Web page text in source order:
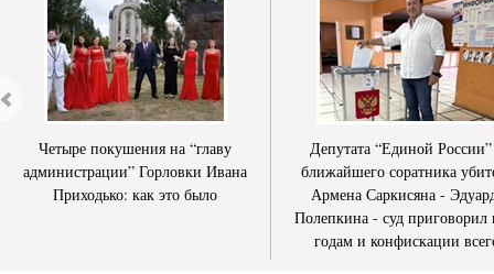
Четыре покушения на “главу
администрации” Горловки Ивана
Приходько: как это было
Депутата “Единой
ближайшего соратника
Армена Саркисяна -
Полепкина - суд приговорил
годам и конфискации